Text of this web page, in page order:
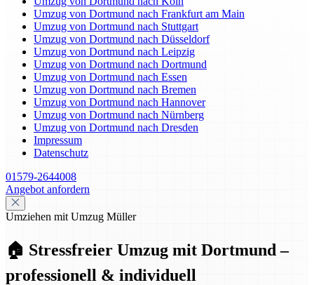
Umzug von Dortmund nach Frankfurt am Main
Umzug von Dortmund nach Stuttgart
Umzug von Dortmund nach Düsseldorf
Umzug von Dortmund nach Leipzig
Umzug von Dortmund nach Dortmund
Umzug von Dortmund nach Essen
Umzug von Dortmund nach Bremen
Umzug von Dortmund nach Hannover
Umzug von Dortmund nach Nürnberg
Umzug von Dortmund nach Dresden
Impressum
Datenschutz
01579-2644008
Angebot anfordern
Umziehen mit Umzug Müller
🏠 Stressfreier Umzug mit Dortmund –
professionell & individuell